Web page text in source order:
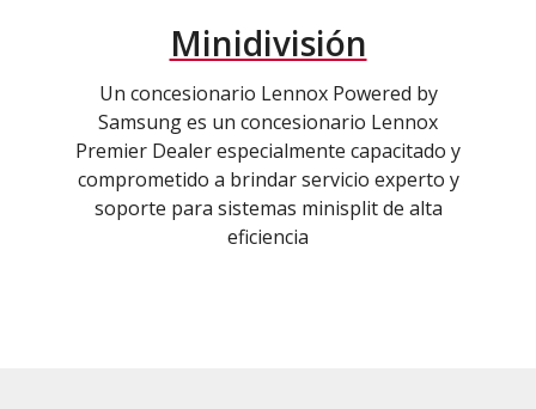
Minidivisión
Un concesionario Lennox Powered by
Samsung es un concesionario Lennox
Premier Dealer especialmente capacitado y
comprometido a brindar servicio experto y
soporte para sistemas minisplit de alta
eficiencia